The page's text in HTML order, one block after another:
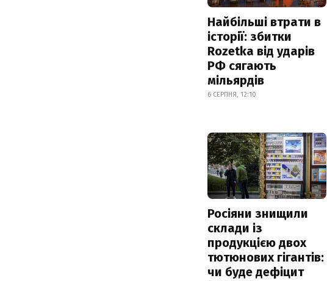
Найбільші втрати в
історії: збитки
Rozetka від ударів
РФ сягають
мільярдів
6 СЕРПНЯ, 12:10
Росіяни знищили
склади із
продукцією двох
тютюнових гігантів:
чи буде дефіцит